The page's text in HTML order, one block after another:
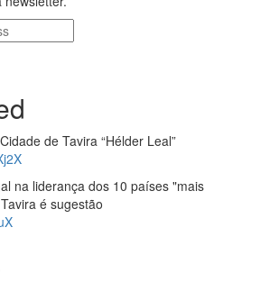
de Tavira “Hélder Leal”
na liderança dos 10 países "mais
é sugestão